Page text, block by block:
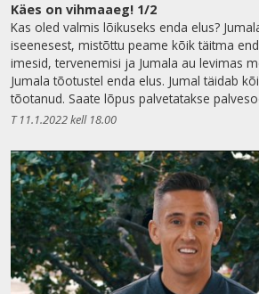
Käes on vihmaaeg! 1/2
Kas oled valmis lõikuseks enda elus?
iseenesest, mistõttu peame kõik täitma
imesid, tervenemisi ja Jumala au levimas
Jumala tõotustel enda elus. Jumal täidab
tõotanud. Saate lõpus palvetatakse
T 11.1.2022 kell 18.00